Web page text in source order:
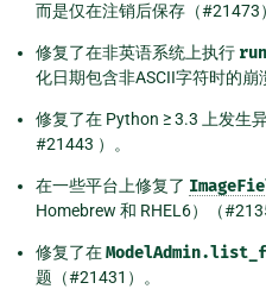
而是仅在注销后保存（#21473
修复了在非英语系统上执行
化日期包含非ASCII字符时的崩
修复了在 Python ≥ 3.3 上发生
#21443 ）。
在一些平台上修复了
Homebrew 和 RHEL6）（
修复了在
题（#21431）。